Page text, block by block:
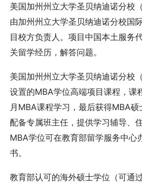
美国加州州立大学圣贝纳迪诺分校
由加州州立大学圣贝纳迪诺分校国
目校方负责人。项目中国本土服务
关留学经历，解答问题。
美国加州州立大学圣贝纳迪诺分校
设置的MBA学位高端项目课程，课
月MBA课程学习，最后获得MBA
配备专属班主任，提供学习辅导、
MBA学位可在教育部留学服务中心
书。
教育部认可的海外硕士学位（可通